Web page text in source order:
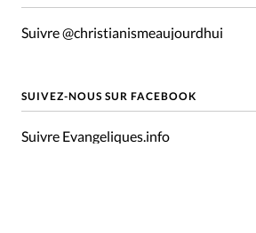
Suivre @christianismeaujourdhui
SUIVEZ-NOUS SUR FACEBOOK
Suivre Evangeliques.info